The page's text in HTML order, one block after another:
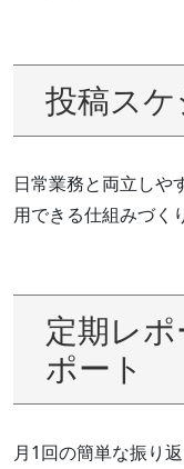
投稿ス
日常業務と両立しや
用できる仕組みづく
定期レ
ポート
月1回の簡単な振り